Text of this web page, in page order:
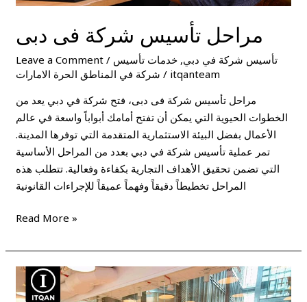
مراحل تأسيس شركة فى دبى
Leave a Comment / تأسيس شركة في دبي, خدمات تأسيس
شركة في المناطق الحرة الامارات / itqanteam
مراحل تأسيس شركة فى دبى، فتح شركة في دبي يعد من
الخطوات الحيوية التي يمكن أن تفتح أمامك أبواباً واسعة في عالم
الأعمال بفضل البيئة الاستثمارية المتقدمة التي توفرها المدينة.
تمر عملية تأسيس شركة في دبي بعدد من المراحل الأساسية
التي تضمن تحقيق الأهداف التجارية بكفاءة وفعالية. تتطلب هذه
المراحل تخطيطاً دقيقاً وفهماً عميقاً للإجراءات القانونية
Read More »
ما
هى